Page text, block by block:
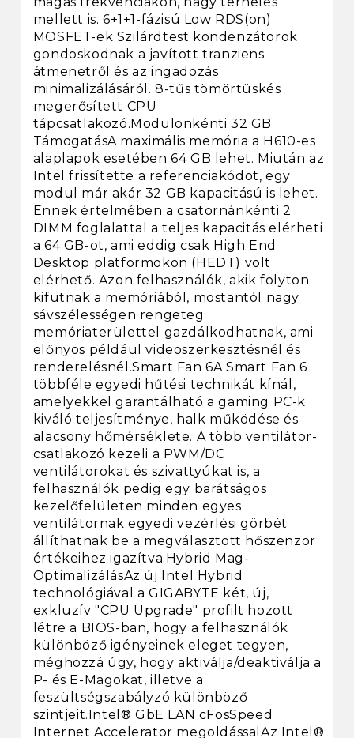
mellett is. 6+1+1-fázisú Low RDS(on)
MOSFET-ek Szilárdtest kondenzátorok
gondoskodnak a javított tranziens
átmenetről és az ingadozás
minimalizálásáról. 8-tűs tömörtüskés
megerősített CPU
tápcsatlakozó.Modulonkénti 32 GB
TámogatásA maximális memória a H610-es
alaplapok esetében 64 GB lehet. Miután az
Intel frissítette a referenciakódot, egy
modul már akár 32 GB kapacitású is lehet.
Ennek értelmében a csatornánkénti 2
DIMM foglalattal a teljes kapacitás elérheti
a 64 GB-ot, ami eddig csak High End
Desktop platformokon (HEDT) volt
elérhető. Azon felhasználók, akik folyton
kifutnak a memóriából, mostantól nagy
sávszélességen rengeteg
memóriaterülettel gazdálkodhatnak, ami
előnyös például videoszerkesztésnél és
renderelésnél.Smart Fan 6A Smart Fan 6
többféle egyedi hűtési technikát kínál,
amelyekkel garantálható a gaming PC-k
kiváló teljesítménye, halk működése és
alacsony hőmérséklete. A több ventilátor-
csatlakozó kezeli a PWM/DC
ventilátorokat és szivattyúkat is, a
felhasználók pedig egy barátságos
kezelőfelületen minden egyes
ventilátornak egyedi vezérlési görbét
állíthatnak be a megválasztott hőszenzor
értékeihez igazítva.Hybrid Mag-
OptimalizálásAz új Intel Hybrid
technológiával a GIGABYTE két, új,
exkluzív "CPU Upgrade" profilt hozott
létre a BIOS-ban, hogy a felhasználók
különböző igényeinek eleget tegyen,
méghozzá úgy, hogy aktiválja/deaktiválja a
P- és E-Magokat, illetve a
feszültségszabályzó különböző
szintjeit.Intel® GbE LAN cFosSpeed
Internet Accelerator megoldássalAz Intel®